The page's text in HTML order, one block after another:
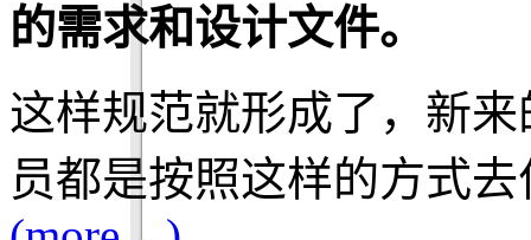
的需求和设计文件。
这样规范就形成了，新
员都是按照这样的方式